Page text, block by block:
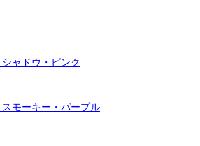
ャドウ・ピンク
モーキー・パープル